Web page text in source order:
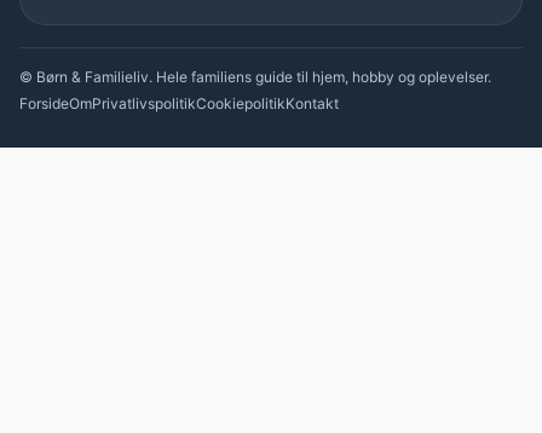
© Børn & Familieliv. Hele familiens guide til hjem, hobby og oplevelser.
ForsideOmPrivatlivspolitikCookiepolitikKontakt